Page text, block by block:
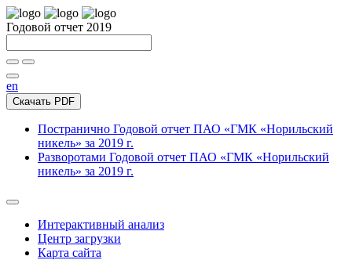
Годовой отчет 2019
en
Скачать PDF
Постранично Годовой отчет ПАО «ГМК «Норильский
никель» за 2019 г.
Разворотами Годовой отчет ПАО «ГМК «Норильский
никель» за 2019 г.
Интерактивный анализ
Центр загрузки
Карта сайта